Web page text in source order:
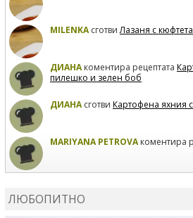
MILENKAсготвиЛазаня с кюфтета
ДИАНАкоментира рецептата
пилешко и зелен боб
ДИАНАсготви Картофена яхния
MARIYANA PETROVAкоментира
ЛЮБОПИТНО